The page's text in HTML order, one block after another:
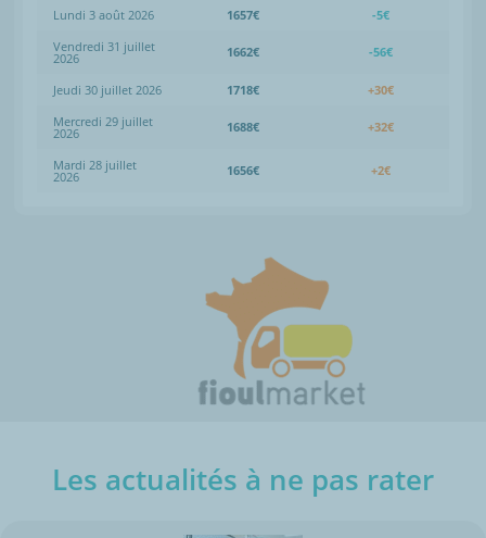
Lundi 3 août 2026
1657€
-5€
Vendredi 31 juillet
2026 1662€ -56€
Jeudi 30 juillet 2026 1718€
+30€
Mercredi 29 juillet
2026 1688€ +32€
Mardi 28 juillet
2026 1656€ +2€
Les actualités à ne pas rater